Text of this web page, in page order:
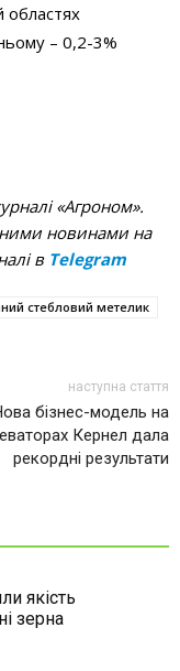
областях
– 0,2-3%
«Агроном».
новинами на
в Telegram
стебловий метелик
наступна стаття
бізнес-модель на
Кернел дала
рекордні результати
якість
зерна